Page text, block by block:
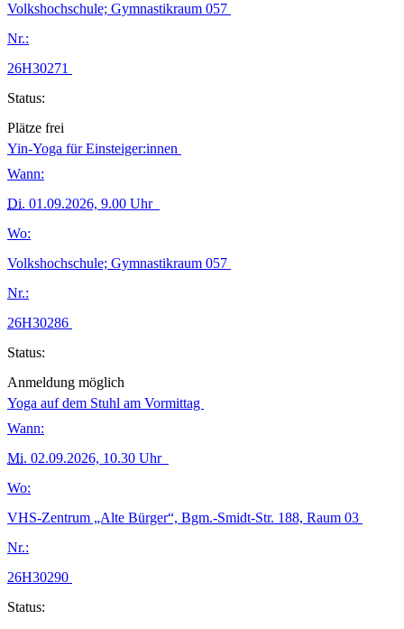
Volkshochschule; Gymnastikraum 057
Nr.:
26H30271
Status:
Plätze frei
Yin-Yoga für Einsteiger:innen
Wann:
Di. 01.09.2026, 9.00 Uhr
Wo:
Volkshochschule; Gymnastikraum 057
Nr.:
26H30286
Status:
Anmeldung möglich
Yoga auf dem Stuhl am Vormittag
Wann:
Mi. 02.09.2026, 10.30 Uhr
Wo:
VHS-Zentrum „Alte Bürger“, Bgm.-Smidt-Str. 188, Raum 03
Nr.:
26H30290
Status: